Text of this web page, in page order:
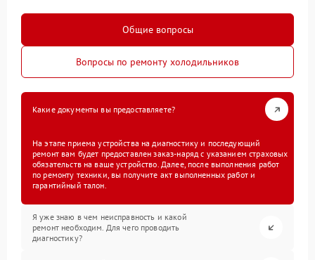
Общие вопросы
Вопросы по ремонту холодильников
Какие документы вы предоставляете?
На этапе приема устройства на диагностику и последующий
ремонт вам будет предоставлен заказ-наряд с указанием страховых
обязательств на ваше устройство. Далее, после выполнения работ
по ремонту техники, вы получите акт выполненных работ и
гарантийный талон.
Я уже знаю в чем неисправность и какой
ремонт необходим. Для чего проводить
диагностику?